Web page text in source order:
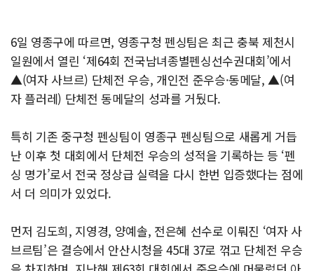
6일 영종구에 따르면, 영종구청 펜싱팀은 최근 충북 제천시
일원에서 열린 ‘제64회 전국남녀종별펜싱선수권대회’에서
▲(여자 사브르) 단체전 우승, 개인전 준우승·동메달, ▲(여
자 플러레) 단체전 동메달의 성과를 거뒀다.
특히 기존 중구청 펜싱팀이 영종구 펜싱팀으로 새롭게 거듭
난 이후 첫 대회에서 단체전 우승의 성적을 기록하는 등 ‘펜
싱 명가’로서 전국 정상급 실력을 다시 한번 입증했다는 점에
서 더 의미가 있었다.
먼저 김도희, 지영경, 양예솔, 전은혜 선수로 이뤄진 ‘여자 사
브르팀’은 결승에서 안산시청을 45대 37로 꺾고 단체전 우승